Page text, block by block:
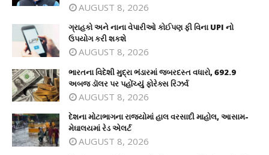
AUGUST 8, 2026
ગ્રાહકો અને નાના વેપારીઓ કોઈપણ ફી વિના UPI નો
ઉપયોગ કરી શકશે
AUGUST 8, 2026
ભારતના વિદેશી મુદ્રા ભંડારમાં જબરદસ્ત વધારો, 692.9
અબજ ડૉલર પર પહોંચ્યું ફોરેક્સ રિઝર્વ
AUGUST 8, 2026
દેશના મોટાભાગના રાજ્યોમાં હાલ વરસાદી માહોલ, આસામ-
મેઘાલયમાં રેડ એલર્ટ
AUGUST 8, 2026